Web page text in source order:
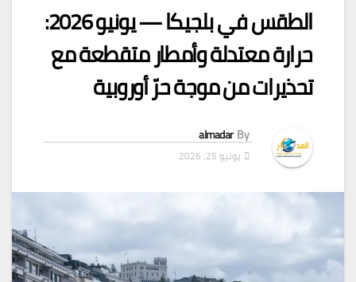
الطقس في بلجيكا — يونيو 2026:
حرارة معتدلة وأمطار متقطعة مع
تحذيرات من موجة حرّ أوروبية
By
almadar
يونيو 25, 2026